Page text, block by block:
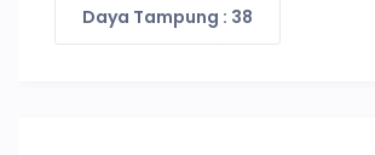
Daya Tampung : 38